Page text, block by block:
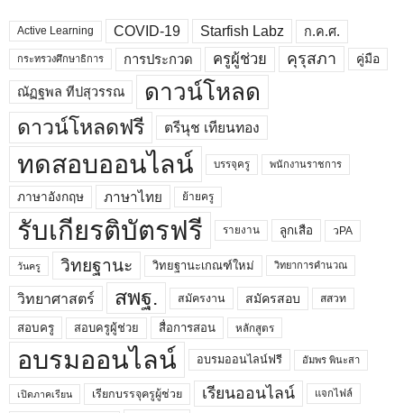
Active Learning COVID-19 Starfish Labz ก.ค.ศ.
กระทรวงศึกษาธิการ การประกวด ครูผู้ช่วย คุรุสภา คู่มือ
ณัฏฐพล ทีปสุวรรณ ดาวน์โหลด
ดาวน์โหลดฟรี ตรีนุช เทียนทอง
ทดสอบออนไลน์ บรรจุครู พนักงานราชการ
ภาษาอังกฤษ ภาษาไทย ย้ายครู
รับเกียรติบัตรฟรี รายงาน ลูกเสือ วPA
วันครู วิทยฐานะ วิทยฐานะเกณฑ์ใหม่ วิทยาการคำนวณ
วิทยาศาสตร์ สพฐ. สมัครงาน สมัครสอบ สสวท
สอบครู สอบครูผู้ช่วย สื่อการสอน หลักสูตร
อบรมออนไลน์ อบรมออนไลน์ฟรี อัมพร พินะสา
เปิดภาคเรียน เรียกบรรจุครูผู้ช่วย เรียนออนไลน์ แจกไฟล์